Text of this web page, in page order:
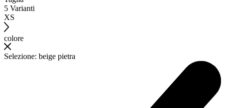
5 Varianti
XS
colore
Selezione: beige pietra